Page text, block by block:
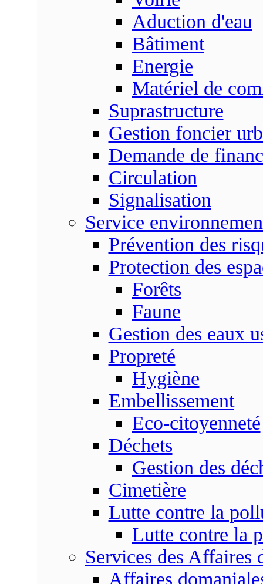
Aduction d'eau
Bâtiment
Energie
Matériel de
Suprastructure
Gestion foncier
Demande de
Circulation
Signalisation
Service
Prévention des
Protection des
Forêts
Faune
Gestion des eaux
Propreté
Hygiène
Embellissement
Eco-citoyenneté
Déchets
Gestion des
Cimetière
Lutte contre la
Lutte contre la
Services des Affaires
Affaires